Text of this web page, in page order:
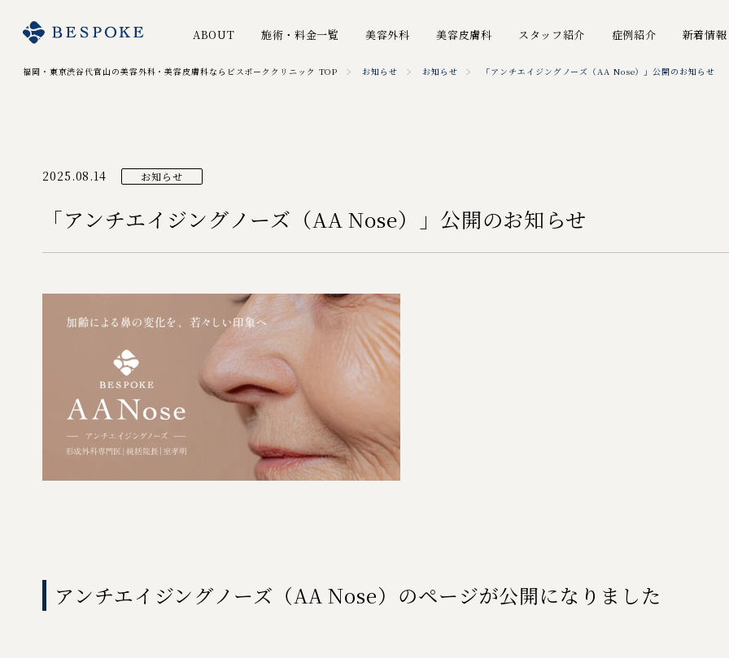
ABOUT 施術・料金一覧 美容外科 美容皮膚科 スタッフ紹介 症例紹介 新着情報
福岡・東京渋谷代官山の美容外科・美容皮膚科ならビスポーククリニック TOP お知らせ お知らせ 「アンチエイジングノーズ（AA Nose）」公開のお知らせ
2025.08.14 お知らせ
「アンチエイジングノーズ（AA Nose）」公開のお知らせ
アンチエイジングノーズ（AA Nose）のページが公開になりました